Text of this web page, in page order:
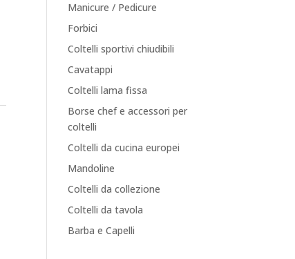
Manicure / Pedicure
Forbici
Coltelli sportivi chiudibili
Cavatappi
Coltelli lama fissa
Borse chef e accessori per
coltelli
Coltelli da cucina europei
Mandoline
Coltelli da collezione
Coltelli da tavola
Barba e Capelli